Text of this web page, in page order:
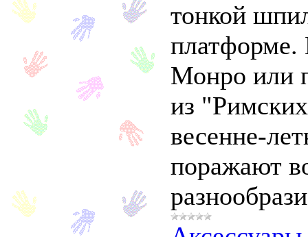
тонкой
Монро или
из
весенне-
поражают